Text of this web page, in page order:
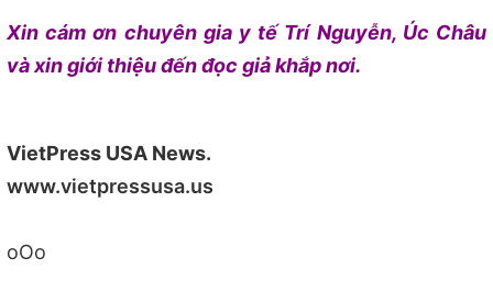
Xin cám ơn chuyên gia y tế Trí Nguyễn, Úc Châu
và xin giới thiệu đến đọc giả khắp nơi.
VietPress USA News.
www.vietpressusa.us
oOo